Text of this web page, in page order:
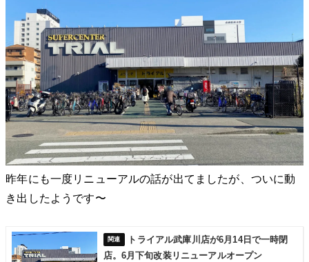
昨年にも一度リニューアルの話が出てましたが、ついに動
き出したようです〜
トライアル武庫川店が6月14日で一時閉
店。6月下旬改装リニューアルオープン